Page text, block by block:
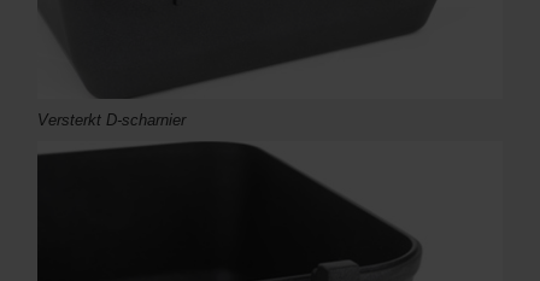
Versterkt D-scharnier